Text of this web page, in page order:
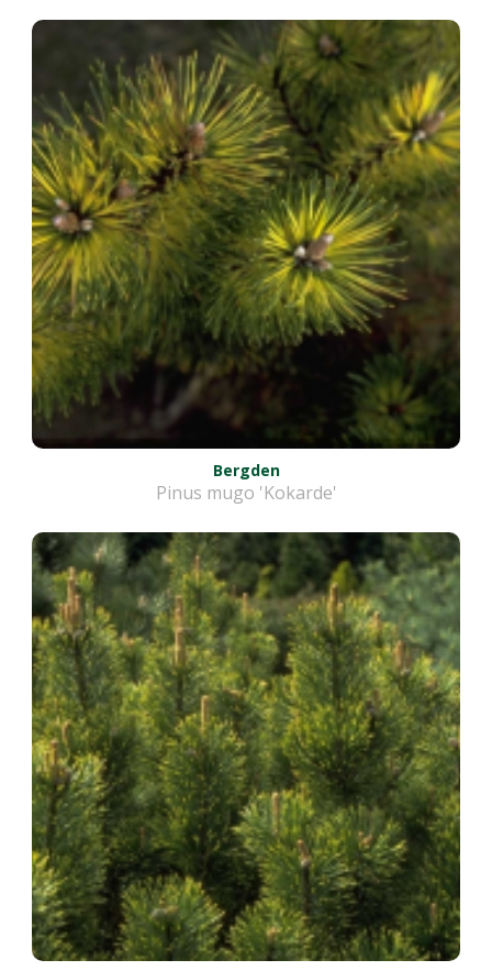
Bergden
Pinus mugo 'Kokarde'